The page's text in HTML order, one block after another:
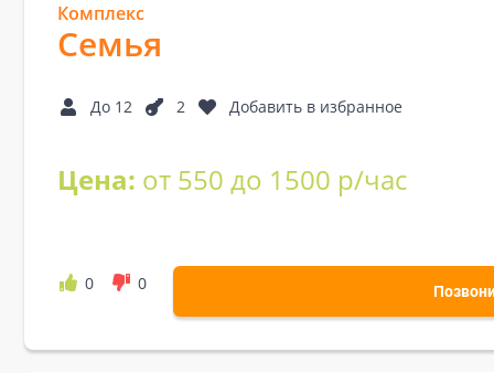
Комплекс
Семья
До 12 2 Добавить в избранное
Цена: от 550 до 1500 р/час
0 0